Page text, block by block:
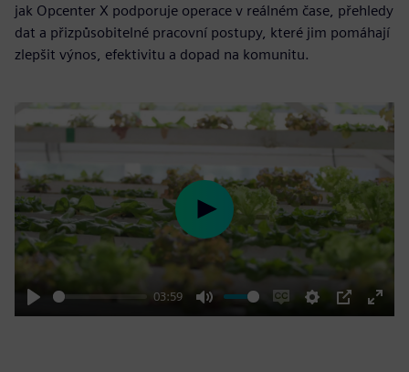
jak Opcenter X podporuje operace v reálném čase, přehledy
dat a přizpůsobitelné pracovní postupy, které jim pomáhají
zlepšit výnos, efektivitu a dopad na komunitu.
Play
03:59
Mute
EnableSettings
PIP
Enter
Play